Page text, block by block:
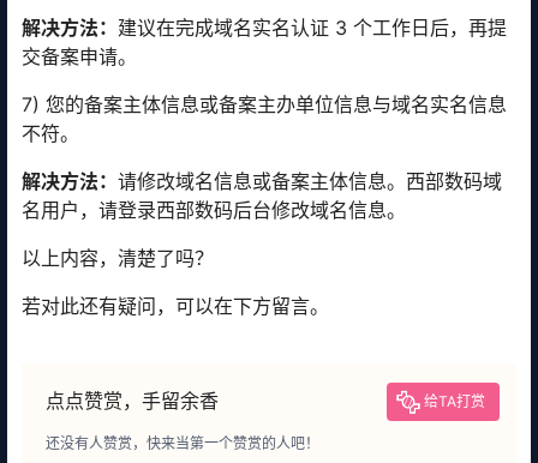
解决方法： 建议在完成域名实名认证 3 个工作日后，再提
交备案申请。
7) 您的备案主体信息或备案主办单位信息与域名实名信息
不符。
解决方法： 请修改域名信息或备案主体信息。西部数码域
名用户，请登录西部数码后台修改域名信息。
以上内容，清楚了吗？
若对此还有疑问，可以在下方留言。
点点赞赏，手留余香 给TA打赏
还没有人赞赏，快来当第一个赞赏的人吧！